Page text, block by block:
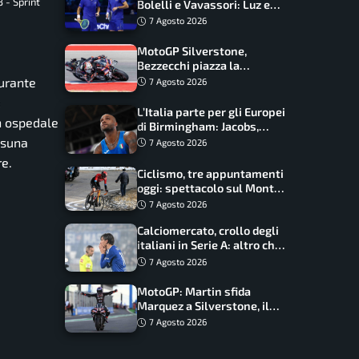
ospedale
Bolelli e Vavassori: Luz e
Matos fermano gli azzurri
7 Agosto 2026
MotoGP Silverstone,
Bezzecchi piazza la
zampata: Aprilia domina,
7 Agosto 2026
L’Italia parte per gli Europei
di Birmingham: Jacobs,
Tamberi e Battocletti
record
7 Agosto 2026
Ciclismo, tre appuntamenti
oggi: spettacolo sul Mont
Ventoux, orari e come
7 Agosto 2026
Calciomercato, crollo degli
italiani in Serie A: altro che
svolta dopo il Mondiale
7 Agosto 2026
MotoGP: Martin sfida
Marquez a Silverstone, il
programma e gli orari
7 Agosto 2026